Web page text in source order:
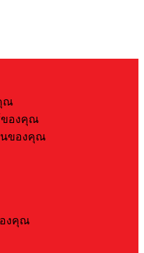
ณ
ของคุณ
นของคุณ
งคุณ